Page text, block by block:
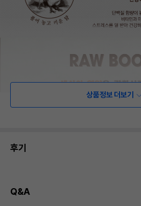
상품정보 더보기
후기
Q&A